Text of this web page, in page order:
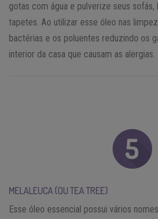
gotas com água e pulverize seus sofás,
tapetes. Ao utilizar esse óleo nas
bactérias e os poluentes reduzindo os
interior da casa que causam as alergias.
MELALEUCA (OU TEA TREE)
Esse óleo essencial possui vários